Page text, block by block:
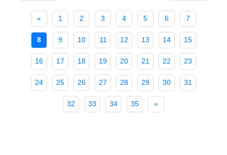
« 1 2 3 4 5 6 7
8 9 10 11 12 13 14 15
16 17 18 19 20 21 22 23
24 25 26 27 28 29 30 31
32 33 34 35 »